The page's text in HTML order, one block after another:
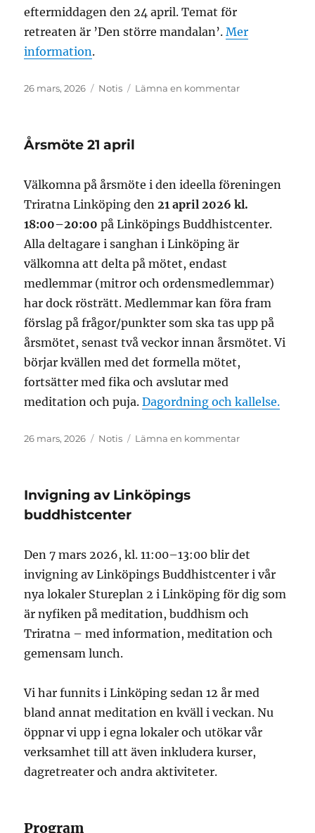
eftermiddagen den 24 april. Temat för
retreaten är ’Den större mandalan’.Mer
information.
Publicerat
26 mars, 2026 Format
Notis Lämna en kommentartill
Årsmöte 21 april
Välkomna på årsmöte i den ideella föreningen
Triratna Linköping den 21 april 2026 kl.
18:00–20:00 på Linköpings Buddhistcenter.
Alla deltagare i sanghan i Linköping är
välkomna att delta på mötet, endast
medlemmar (mitror och ordensmedlemmar)
har dock rösträtt. Medlemmar kan föra fram
förslag på frågor/punkter som ska tas upp på
årsmötet, senast två veckor innan årsmötet. Vi
börjar kvällen med det formella mötet,
fortsätter med fika och avslutar med
meditation och puja.Dagordning och kallelse.
Publicerat
26 mars, 2026 Format
Notis Lämna en kommentartill
Invigning av Linköpings
buddhistcenter
Den 7 mars 2026, kl. 11:00–13:00 blir det
invigning av Linköpings Buddhistcenter i vår
nya lokaler Stureplan 2 i Linköping för dig som
är nyfiken på meditation, buddhism och
Triratna – med information, meditation och
gemensam lunch.
Vi har funnits i Linköping sedan 12 år med
bland annat meditation en kväll i veckan. Nu
öppnar vi upp i egna lokaler och utökar vår
verksamhet till att även inkludera kurser,
dagretreater och andra aktiviteter.
Program